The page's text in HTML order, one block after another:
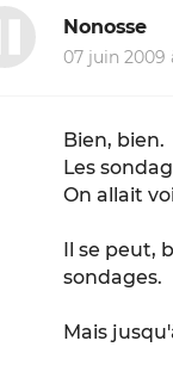
Nonosse
07 juin 2009
Bien, bien.
Les
On allait
Il se peut,
sondages.
Mais